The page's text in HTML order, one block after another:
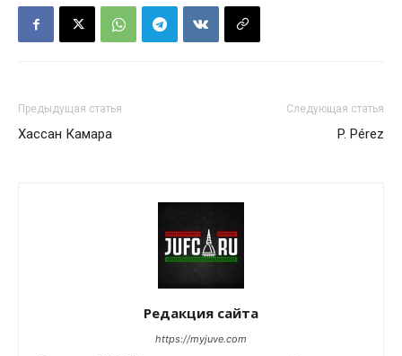
Предыдущая статья
Хассан Камара
Следующая статья
P. Pérez
Редакция сайта
https://myjuve.com